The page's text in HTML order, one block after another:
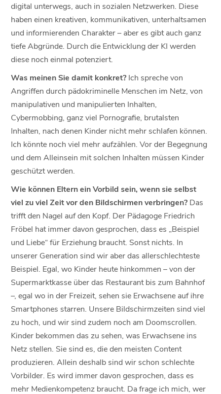
digital unterwegs, auch in sozialen Netzwerken. Diese
haben einen kreativen, kommunikativen, unterhaltsamen
und informierenden Charakter – aber es gibt auch ganz
tiefe Abgründe. Durch die Entwicklung der KI werden
diese noch einmal potenziert.
Was meinen Sie damit konkret? Ich spreche von
Angriffen durch pädokriminelle Menschen im Netz, von
manipulativen und manipulierten Inhalten,
Cybermobbing, ganz viel Pornografie, brutalsten
Inhalten, nach denen Kinder nicht mehr schlafen können.
Ich könnte noch viel mehr aufzählen. Vor der Begegnung
und dem Alleinsein mit solchen Inhalten müssen Kinder
geschützt werden.
Wie können Eltern ein Vorbild sein, wenn sie selbst
viel zu viel Zeit vor den Bildschirmen verbringen? Das
trifft den Nagel auf den Kopf. Der Pädagoge Friedrich
Fröbel hat immer davon gesprochen, dass es „Beispiel
und Liebe“ für Erziehung braucht. Sonst nichts. In
unserer Generation sind wir aber das allerschlechteste
Beispiel. Egal, wo Kinder heute hinkommen – von der
Supermarktkasse über das Restaurant bis zum Bahnhof
–, egal wo in der Freizeit, sehen sie Erwachsene auf ihre
Smartphones starren. Unsere Bildschirmzeiten sind viel
zu hoch, und wir sind zudem noch am Doomscrollen.
Kinder bekommen das zu sehen, was Erwachsene ins
Netz stellen. Sie sind es, die den meisten Content
produzieren. Allein deshalb sind wir schon schlechte
Vorbilder. Es wird immer davon gesprochen, dass es
mehr Medienkompetenz braucht. Da frage ich mich, wer